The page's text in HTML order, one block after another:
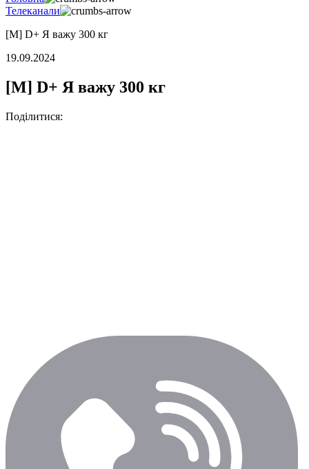
Телеканали
[M] D+ Я важу 300 кг
19.09.2024
[M] D+ Я важу 300 кг
Поділитися: